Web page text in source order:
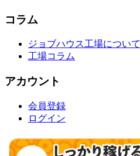
コラム
ジョブハウス工場について
工場コラム
アカウント
会員登録
ログイン